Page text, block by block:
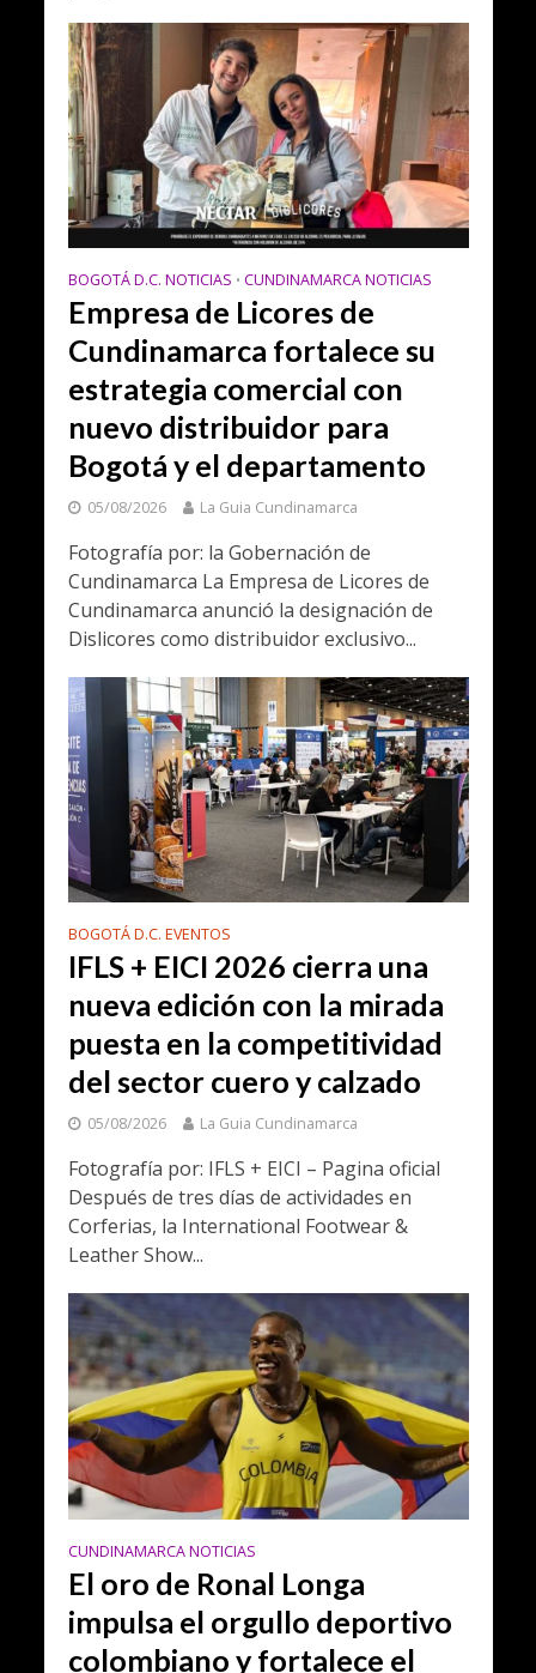
BOGOTÁ D.C. NOTICIAS • CUNDINAMARCA NOTICIAS
Empresa de Licores de
Cundinamarca fortalece su
estrategia comercial con
nuevo distribuidor para
Bogotá y el departamento
05/08/2026 La Guia Cundinamarca
Fotografía por: la Gobernación de
Cundinamarca La Empresa de Licores de
Cundinamarca anunció la designación de
Dislicores como distribuidor exclusivo...
BOGOTÁ D.C. EVENTOS
IFLS + EICI 2026 cierra una
nueva edición con la mirada
puesta en la competitividad
del sector cuero y calzado
05/08/2026 La Guia Cundinamarca
Fotografía por: IFLS + EICI – Pagina oficial
Después de tres días de actividades en
Corferias, la International Footwear &
Leather Show...
CUNDINAMARCA NOTICIAS
El oro de Ronal Longa
impulsa el orgullo deportivo
colombiano y fortalece el